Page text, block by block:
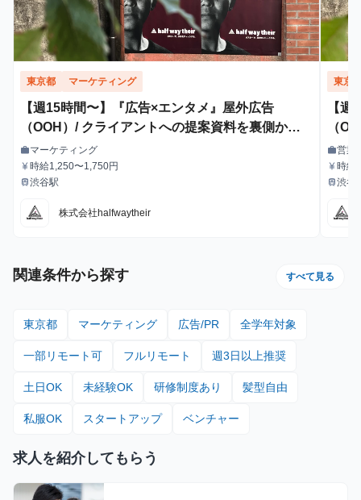
東京都 マーケティング
【週15時間〜】『広告×エンタメ』屋外広告
（OOH）/ クライアントへの提案資料を裏側から
支えるインターン！
職種
workマーケティング
給与
currency_yen時給1,250〜1,750円
最寄駅
train渋谷駅
株式会社halfwaytheir
東京
【
（
職種
work営業
給与
currency_yen時給
最寄駅
train渋谷
関連条件から探す すべて見る
東京都 マーケティング 広告/PR 全学年対象
一部リモート可 フルリモート 週3日以上推奨
土日OK 未経験OK 研修制度あり 髪型自由
私服OK スタートアップ ベンチャー
求人を紹介してもらう